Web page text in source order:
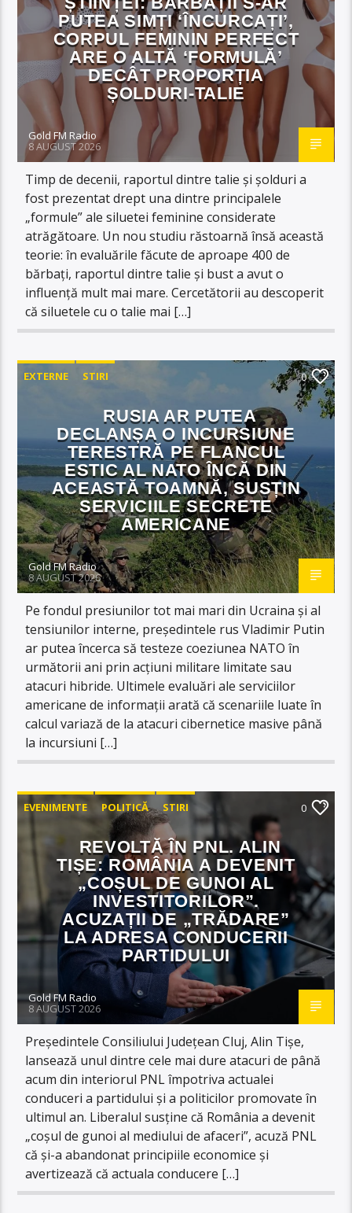
PUTEA SIMȚI ‘ÎNCURCAȚI’,
CORPUL FEMININ PERFECT
ARE O ALTĂ ‘FORMULĂ’
DECÂT PROPORȚIA
ȘOLDURI-TALIE
Gold FM Radio
8 AUGUST 2026
Timp de decenii, raportul dintre talie și șolduri a
fost prezentat drept una dintre principalele
„formule” ale siluetei feminine considerate
atrăgătoare. Un nou studiu răstoarnă însă această
teorie: în evaluările făcute de aproape 400 de
bărbați, raportul dintre talie și bust a avut o
influență mult mai mare. Cercetătorii au descoperit
că siluetele cu o talie mai […]
EXTERNE STIRI 0
RUSIA AR PUTEA
DECLANȘA O INCURSIUNE
TERESTRĂ PE FLANCUL
ESTIC AL NATO ÎNCĂ DIN
ACEASTĂ TOAMNĂ, SUSȚIN
SERVICIILE SECRETE
AMERICANE
Gold FM Radio
8 AUGUST 2026
Pe fondul presiunilor tot mai mari din Ucraina și al
tensiunilor interne, președintele rus Vladimir Putin
ar putea încerca să testeze coeziunea NATO în
următorii ani prin acțiuni militare limitate sau
atacuri hibride. Ultimele evaluări ale serviciilor
americane de informații arată că scenariile luate în
calcul variază de la atacuri cibernetice masive până
la incursiuni […]
EVENIMENTE POLITICĂ STIRI 0
REVOLTĂ ÎN PNL. ALIN
TIȘE: ROMÂNIA A DEVENIT
„COȘUL DE GUNOI AL
INVESTITORILOR”.
ACUZAȚII DE „TRĂDARE”
LA ADRESA CONDUCERII
PARTIDULUI
Gold FM Radio
8 AUGUST 2026
Președintele Consiliului Județean Cluj, Alin Tișe,
lansează unul dintre cele mai dure atacuri de până
acum din interiorul PNL împotriva actualei
conduceri a partidului și a politicilor promovate în
ultimul an. Liberalul susține că România a devenit
„coșul de gunoi al mediului de afaceri”, acuză PNL
că și-a abandonat principiile economice și
avertizează că actuala conducere […]